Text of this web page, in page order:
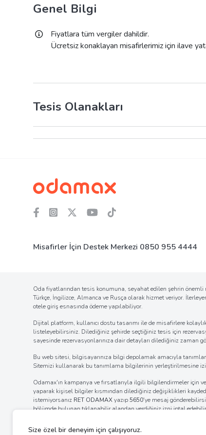
Genel Bilgi
Fiyatlara tüm vergiler dahildir.
Ücretsiz konaklayan misafirlerimiz için ilave
Tesis Olanakları
Misafirler İçin Destek Merkezi 0850 955 4444
Oda fiyatlarından tesis konumuna, seyahat edilen şehrin
Türkçe, İngilizce, Almanca ve Rusça olarak hizmet veriyor.
otele giriş esnasında ödeme yapılabiliyor.
Dijital platform, kullanıcı dostu tasarımı ile de misafirlere
listeleyebilirsiniz. Dilediğiniz şehirde seçtiğiniz tesis için
sayesinde rezervasyonlarınıza dair detayları dilediğiniz
Bu web sitesi, bilgisayarınıza bilgi depolamak amacıyla
Sitemizi kullanarak bu tanımlama bilgilerinin yerleştirilmesine
Odamax'ın kampanya ve fırsatlarıyla ilgili bilgilendirmeler için
yaparak kişisel bilgiler kısmından dilediğiniz değişiklikleri
istemiyorsanız RET ODAMAXyazıp5650'ye mesaj
bölümde bulunan tıklanabilir alandan verdiğiniz izni iptal
internet tarayıcınızın ayarlar bölümünden bildirim izinlerinin
ayarlarını değiştirerek bildirim alımına engel olabilirsiniz.